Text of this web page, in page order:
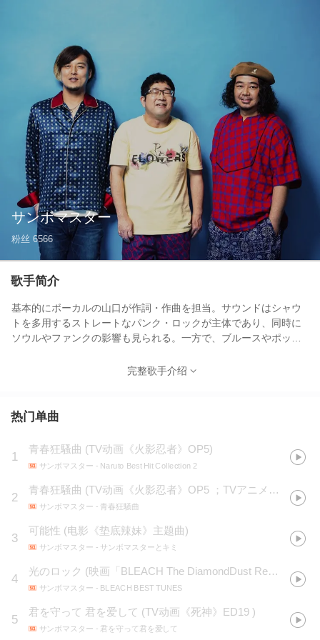
サンボマスター
粉丝 6566
歌手简介
基本的にボーカルの山口が作詞・作曲を担当。サウンドはシャウ
トを多用するストレートなパンク・ロックが主体であり、同時に
ソウルやファンクの影響も見られる。一方で、ブルースやポップ
ップを取り入れたラップ調の楽曲なども存在する。歌詞の内容は
のまま伝えるため、本来の歌詞やリズムなどをそっちのけにして
に一発録りであることをモットーとしており、山口の感情が高ま
って
完整歌手介绍
热门单曲
1
青春狂騷曲 (TV动画《火影忍者》OP5)
サンボマスター - Naruto Best Hit Collection 2
2
青春狂騒曲 (TV动画《火影忍者》OP5 ；TVアニメ「NARUTO -ナルト-」OP5
サンボマスター - 青春狂騒曲
3
可能性 (电影《垫底辣妹》主题曲)
サンボマスター - サンボマスターとキミ
4
光のロック (映画「BLEACH The DiamondDust Rebellion もう一つの氷輪丸」EDテーマ
サンボマスター - BLEACH BEST TUNES
5
君を守って 君を爱して (TV动画《死神》ED19 )
サンボマスター - 君を守って君を爱して